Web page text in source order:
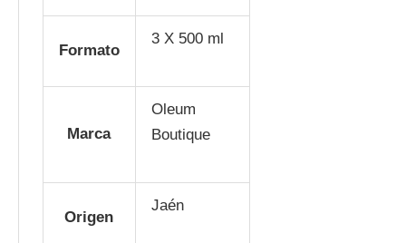
Formato
3 X 500 ml
Marca
Oleum
Boutique
Origen
Jaén